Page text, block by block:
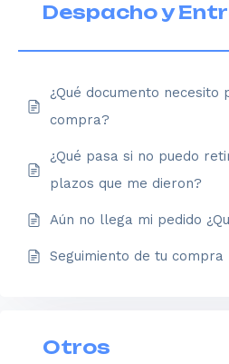
Despacho y
¿Qué documento
compra?
¿Qué pasa si no puedo
plazos que me dieron?
Aún no llega mi pedido
Seguimiento de tu compra
Otros